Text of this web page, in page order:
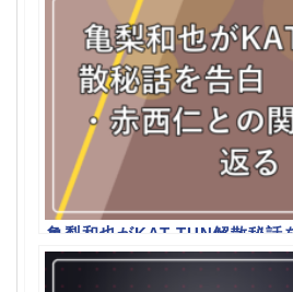
亀梨和也がKAT-TUN解散秘
智久・赤西仁との関係を振り